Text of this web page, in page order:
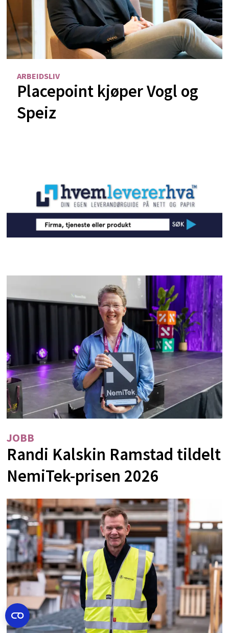
ARBEIDSLIV
Placepoint kjøper Vogl og
Speiz
JOBB
Randi Kalskin Ramstad tildelt
NemiTek-prisen 2026